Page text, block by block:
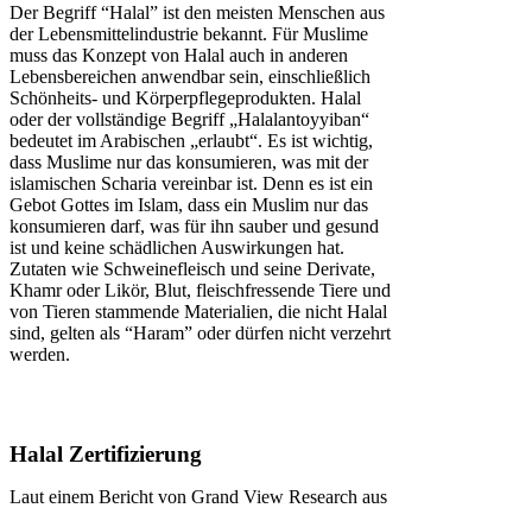
Der Begriff “Halal” ist den meisten Menschen aus
der Lebensmittelindustrie bekannt. Für Muslime
muss das Konzept von Halal auch in anderen
Lebensbereichen anwendbar sein, einschließlich
Schönheits- und Körperpflegeprodukten. Halal
oder der vollständige Begriff „Halalantoyyiban“
bedeutet im Arabischen „erlaubt“. Es ist wichtig,
dass Muslime nur das konsumieren, was mit der
islamischen Scharia vereinbar ist. Denn es ist ein
Gebot Gottes im Islam, dass ein Muslim nur das
konsumieren darf, was für ihn sauber und gesund
ist und keine schädlichen Auswirkungen hat.
Zutaten wie Schweinefleisch und seine Derivate,
Khamr oder Likör, Blut, fleischfressende Tiere und
von Tieren stammende Materialien, die nicht Halal
sind, gelten als “Haram” oder dürfen nicht verzehrt
werden.
Halal Zertifizierung
Laut einem Bericht von Grand View Research aus